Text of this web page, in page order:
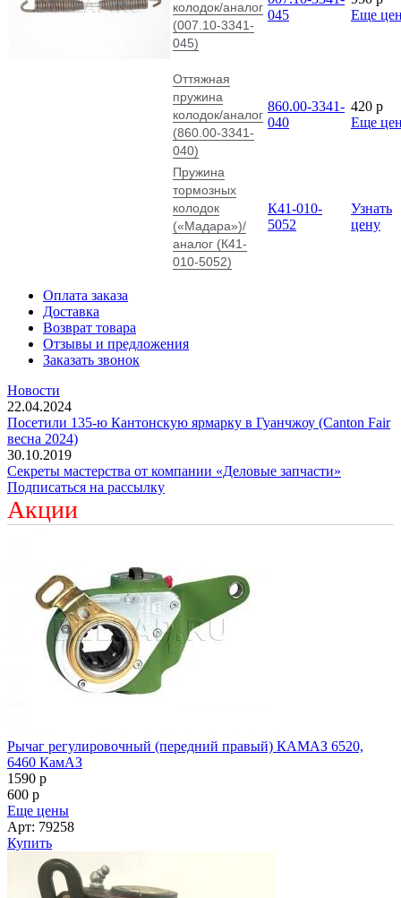
колодок/аналог
(007.10-3341-
045)
045
Еще
Оттяжная
пружина
колодок/аналог
(860.00-3341-
040)
860.00-3341-
040
420 p
Еще
Пружина
тормозных
колодок
(«Мадара»)/
аналог (К41-
010-5052)
К41-010-
5052
Узнать
цену
Оплата заказа
Доставка
Возврат товара
Отзывы и предложения
Заказать звонок
Новости
22.04.2024
Посетили 135-ю Кантонскую ярмарку в Гуанчжоу (Canton Fair
весна 2024)
30.10.2019
Секреты мастерства от компании «Деловые запчасти»
Подписаться на рассылку
Акции
Рычаг регулировочный (передний правый) КАМАЗ 6520,
6460 КамАЗ
1590 p
600 p
Еще цены
Арт: 79258
Купить